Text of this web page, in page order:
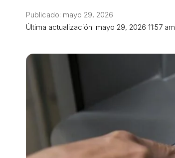
Última actualización: mayo 29, 2026 11:57 am
Publicado: mayo 29, 2026